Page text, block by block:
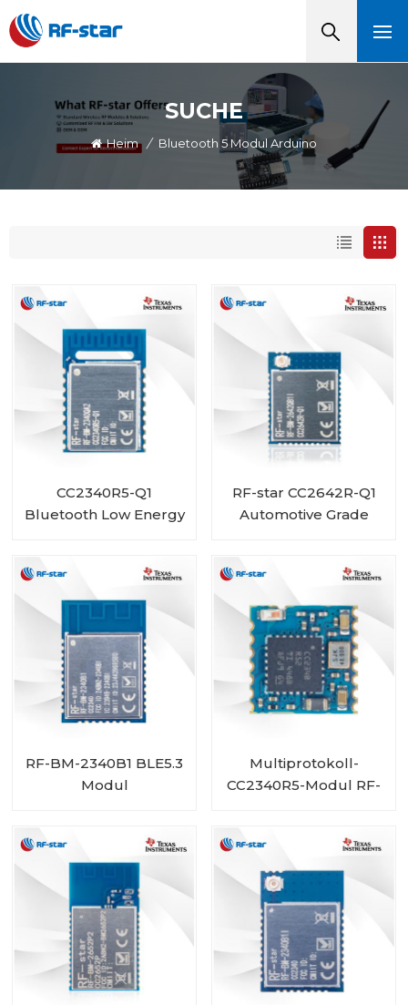
SUCHE
Heim / Bluetooth 5 Modul Arduino
CC2340R5-Q1
Bluetooth Low Energy
RF-star CC2642R-Q1
Automotive Grade
Fahrzeuge
RF-BM-2340B1 BLE5.3
Modul
Multiprotokoll-
CC2340R5-Modul RF-